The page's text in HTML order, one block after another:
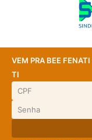
VEM PRA BEE FENATI
TI